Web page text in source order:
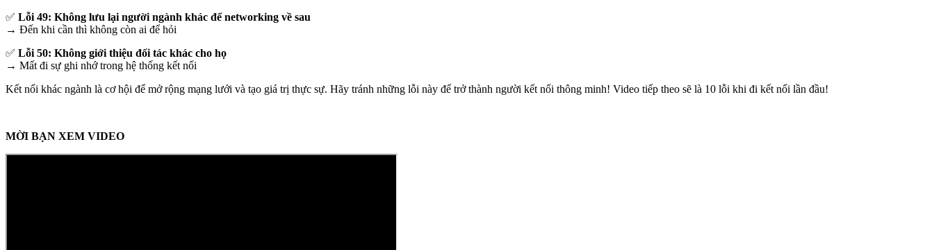
✅ Lỗi 49: Không lưu lại người ngành khác để networking về sau
→ Đến khi cần thì không còn ai để hỏi
✅ Lỗi 50: Không giới thiệu đối tác khác cho họ
→ Mất đi sự ghi nhớ trong hệ thống kết nối
Kết nối khác ngành là cơ hội để mở rộng mạng lưới và tạo giá trị thực sự. Hãy tránh những lỗi này để trở thành người kết nối thông minh! Video tiếp theo sẽ là 10 lỗi khi đi kết nối lần đầu!
MỜI BẠN XEM VIDEO